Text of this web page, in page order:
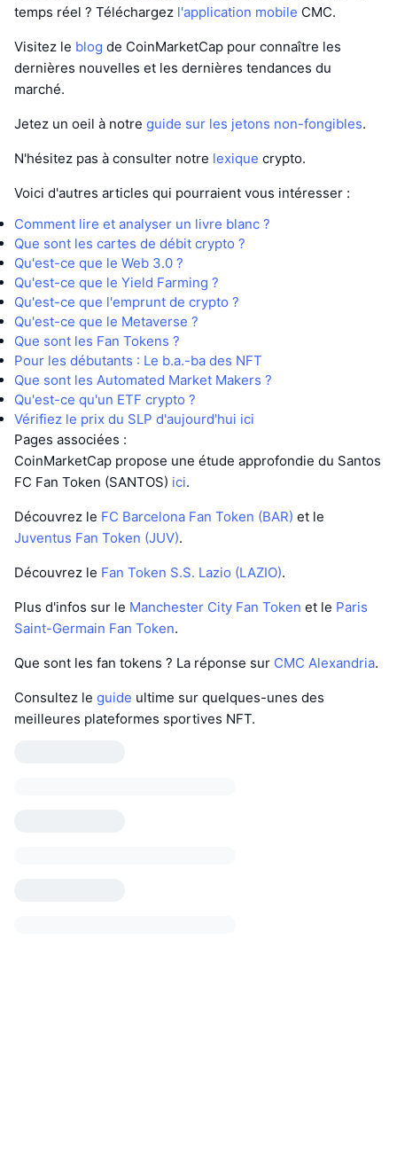
temps réel ? Téléchargez l'application mobile CMC.
Visitez le blog de CoinMarketCap pour connaître les
dernières nouvelles et les dernières tendances du
marché.
Jetez un oeil à notre guide sur les jetons non-fongibles.
N'hésitez pas à consulter notre lexique crypto.
Voici d'autres articles qui pourraient vous intéresser :
Comment lire et analyser un livre blanc ?
Que sont les cartes de débit crypto ?
Qu'est-ce que le Web 3.0 ?
Qu'est-ce que le Yield Farming ?
Qu'est-ce que l'emprunt de crypto ?
Qu'est-ce que le Metaverse ?
Que sont les Fan Tokens ?
Pour les débutants : Le b.a.-ba des NFT
Que sont les Automated Market Makers ?
Qu'est-ce qu'un ETF crypto ?
Vérifiez le prix du SLP d'aujourd'hui ici
Pages associées :
CoinMarketCap propose une étude approfondie du Santos
FC Fan Token (SANTOS) ici.
Découvrez le FC Barcelona Fan Token (BAR) et le
Juventus Fan Token (JUV).
Découvrez le Fan Token S.S. Lazio (LAZIO).
Plus d'infos sur le Manchester City Fan Token et le Paris
Saint-Germain Fan Token.
Que sont les fan tokens ? La réponse sur CMC Alexandria.
Consultez le guide ultime sur quelques-unes des
meilleures plateformes sportives NFT.